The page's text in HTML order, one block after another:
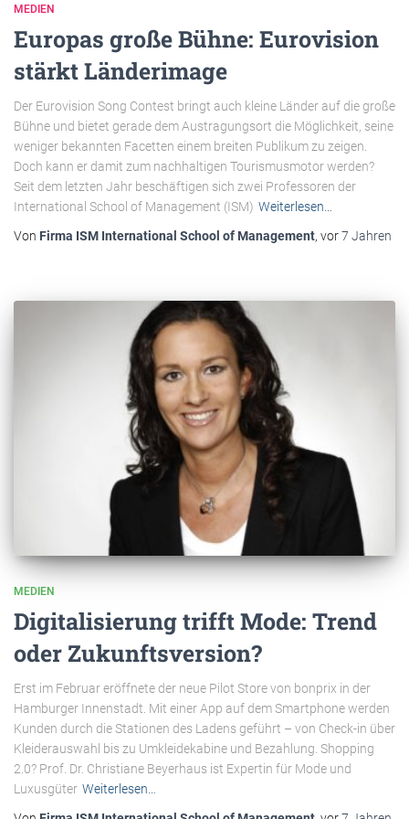
MEDIEN
Europas große Bühne: Eurovision
stärkt Länderimage
Der Eurovision Song Contest bringt auch kleine Länder auf die große
Bühne und bietet gerade dem Austragungsort die Möglichkeit, seine
weniger bekannten Facetten einem breiten Publikum zu zeigen.
Doch kann er damit zum nachhaltigen Tourismusmotor werden?
Seit dem letzten Jahr beschäftigen sich zwei Professoren der
International School of Management (ISM) Weiterlesen…
Von Firma ISM International School of Management, vor7 Jahren
MEDIEN
Digitalisierung trifft Mode: Trend
oder Zukunftsversion?
Erst im Februar eröffnete der neue Pilot Store von bonprix in der
Hamburger Innenstadt. Mit einer App auf dem Smartphone werden
Kunden durch die Stationen des Ladens geführt – von Check-in über
Kleiderauswahl bis zu Umkleidekabine und Bezahlung. Shopping
2.0? Prof. Dr. Christiane Beyerhaus ist Expertin für Mode und
Luxusgüter Weiterlesen…